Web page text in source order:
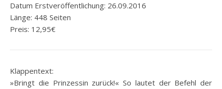
Datum Erstveröffentlichung: 26.09.2016
Länge: 448 Seiten
Preis: 12,95€
Klappentext:
»Bringt die Prinzessin zurück!« So lautet der Befehl der